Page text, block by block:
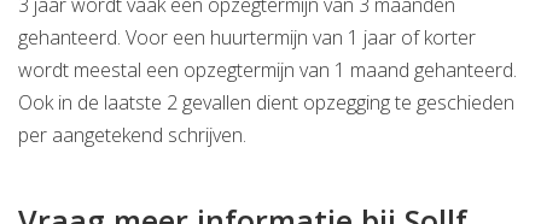
gehanteerd. Voor een huurtermijn van 1 jaar of korter
wordt meestal een opzegtermijn van 1 maand gehanteerd.
Ook in de laatste 2 gevallen dient opzegging te geschieden
per aangetekend schrijven.